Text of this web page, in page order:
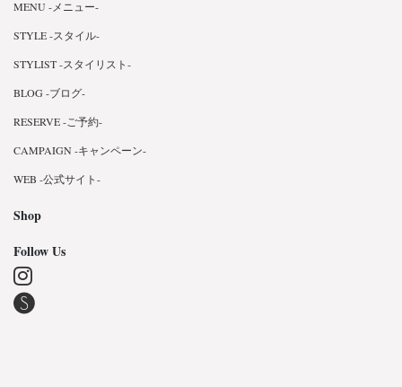
MENU -メニュー-
STYLE -スタイル-
STYLIST -スタイリスト-
BLOG -ブログ-
RESERVE -ご予約-
CAMPAIGN -キャンペーン-
WEB -公式サイト-
Shop
Follow Us